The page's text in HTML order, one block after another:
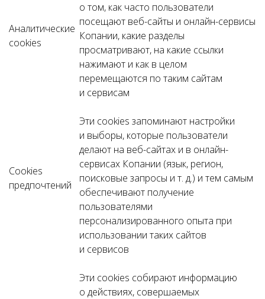
Аналитические
cookies
о том, как часто пользователи
посещают веб-сайты и онлайн-сервисы
Копании, какие разделы
просматривают, на какие ссылки
нажимают и как в целом
перемещаются по таким сайтам
и сервисам
Cookies
предпочтений
Эти cookies запоминают настройки
и выборы, которые пользователи
делают на веб-сайтах и в онлайн-
сервисах Копании (язык, регион,
поисковые запросы и т. д.) и тем самым
обеспечивают получение
пользователями
персонализированного опыта при
использовании таких сайтов
и сервисов
Эти cookies собирают информацию
о действиях, совершаемых